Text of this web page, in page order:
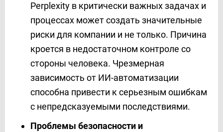
Perplexity в критически важных задачах и
процессах может создать значительные
риски для компании и не только. Причина
кроется в недостаточном контроле со
стороны человека. Чрезмерная
зависимость от ИИ-автоматизации
способна привести к серьезным ошибкам
с непредсказуемыми последствиями.
Проблемы безопасности и